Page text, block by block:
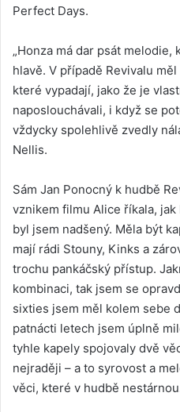
Perfect Days.
„Honza má dar psát
hlavě. V případě Revivalu
které vypadají, jako že je
naposlouchávali, i když se
vždycky spolehlivě zvedly
Nellis.
Sám Jan Ponocný k hudbě
vznikem filmu Alice říkala,
byl jsem nadšený. Měla být
mají rádi Stouny, Kinks a
trochu pankáčský přístup.
kombinaci, tak jsem se
sixties jsem měl kolem sebe
patnácti letech jsem úplně
tyhle kapely spojovaly dvě
nejraději – a to syrovost a
věci, které v hudbě